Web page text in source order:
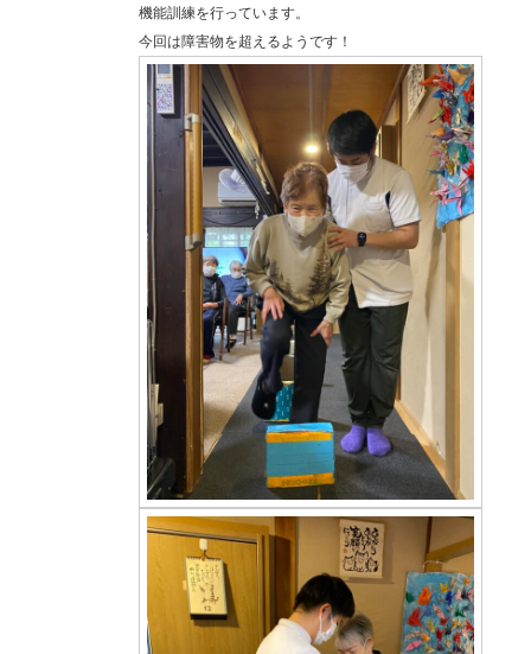
機能訓練を行っています。
今回は障害物を超えるようです！